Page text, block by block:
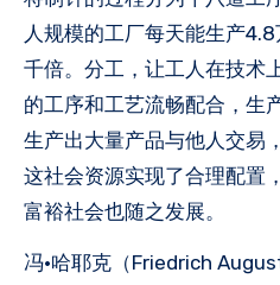
人规模的工厂每天能生产
千倍。分工，让工人在技术
的工序和工艺流畅配合，生
生产出大量产品与他人交易
这社会资源实现了合理配置
富裕社会也随之发展。
冯·哈耶克（Friedrich